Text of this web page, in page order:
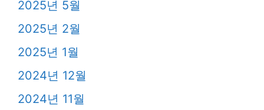
2025년 5월
2025년 2월
2025년 1월
2024년 12월
2024년 11월